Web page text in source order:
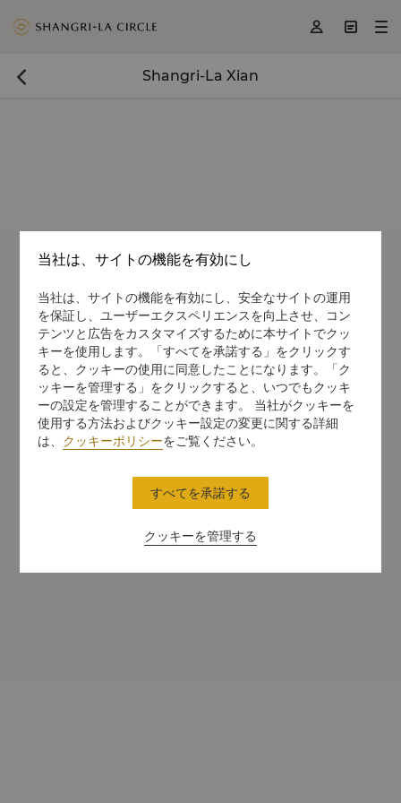
  
 Shangri-La Xian
当社は、サイトの機能を有効にし
当社は、サイトの機能を有効にし、安全なサイトの運用
を保証し、ユーザーエクスペリエンスを向上させ、コン
テンツと広告をカスタマイズするために本サイトでクッ
キーを使用します。「すべてを承諾する」をクリックす
ると、クッキーの使用に同意したことになります。「ク
ッキーを管理する」をクリックすると、いつでもクッキ
ーの設定を管理することができます。 当社がクッキーを
使用する方法およびクッキー設定の変更に関する詳細
は、 クッキーポリシーをご覧ください。
クッキーを管理する
すべてを承諾する